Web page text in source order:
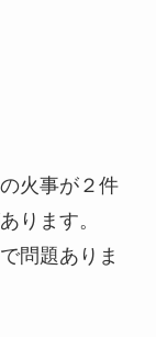
火事が２件
ります。
問題ありま